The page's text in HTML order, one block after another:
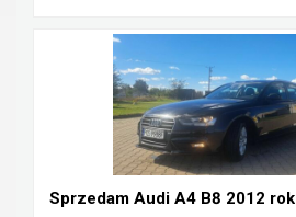
Sprzedam Audi A4 B8 2012 rok